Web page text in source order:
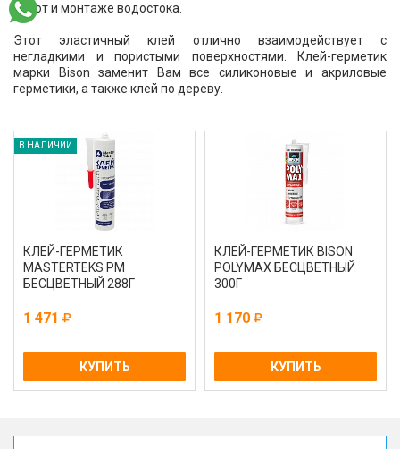
В НАЛИЧИИ
КЛЕЙ-ГЕРМЕТИК
MASTERTEKS PM
БЕСЦВЕТНЫЙ 288Г
1 471
КУПИТЬ
КЛЕЙ-ГЕРМЕТИК BISON
POLYMAX БЕСЦВЕТНЫЙ
300Г
1 170
КУПИТЬ
работ и монтаже водостока.
Этот эластичный клей отлично взаимодействует с
негладкими и пористыми поверхностями. Клей-герметик
марки Bison заменит Вам все силиконовые и акриловые
герметики, а также клей по дереву.